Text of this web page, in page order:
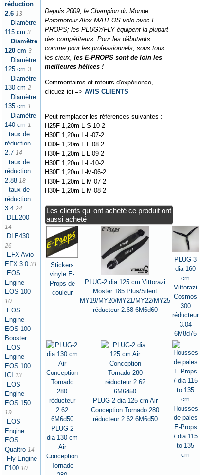
réduction
2.6 13
Diamètre
115 cm 3
Diamètre
120 cm 3
Diamètre
125 cm 3
Diamètre
130 cm 2
Diamètre
135 cm 1
Diamètre
140 cm 1
taux de
réduction
2.7 14
taux de
réduction
2.88 18
taux de
réduction
3.4 24
DLE200
14
DLE430
26
EFX Avio
EFX 3.0 31
EOS
Engine
EOS 100
10
EOS
Engine
EOS 100
Booster
EOS
Engine
EOS 100
ICI
13
EOS
Engine
EOS 150
19
EOS
Engine
EOS
Quattro 14
Fly Engine
F100 10
Depuis 2009, le Champion du Monde
Paramoteur Alex MATEOS vole avec E-
PROPS; les PLUG'n'FLY équipent la plupart
des compétiteurs. Pour les débutants
comme pour les professionnels, sous tous
les cieux,les E-PROPS sont de loin les
meilleures hélices !
Commentaires et retours d'expérience,
cliquez ici =>AVIS CLIENTS
Peut remplacer les références suivantes :
H25F 1,20m L-S-10-2
H30F 1,20m L-L-07-2
H30F 1,20m L-L-08-2
H30F 1,20m L-L-09-2
H30F 1,20m L-L-10-2
H30F 1,20m L-M-06-2
H30F 1,20m L-M-07-2
H30F 1,20m L-M-08-2
Les clients qui ont acheté ce produit ont
aussi acheté
Stickers
vinyle E-
Props de
couleur
PLUG-2 dia 125 cm Vittorazi
Moster 185 Plus/Silent
MY19/MY20/MY21/MY22/MY25
réducteur 2.68 6M6d60
PLUG-3
dia 160
cm
Vittorazi
Cosmos
300
réducteur
3.04
6M8d75
PLUG-2
dia 130 cm
Air
Conception
Tornado
PLUG-2 dia 125 cm Air
Conception Tornado 280
réducteur 2.62 6M6d50
Housses
de pales
E-Props
/ dia 115
to 135
cm